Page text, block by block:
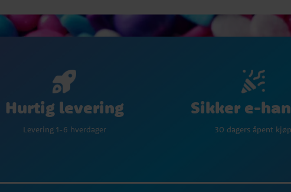
Hurtig levering
Levering 1-6 hverdager
Sikker e-
30 dagers åpent kjøp